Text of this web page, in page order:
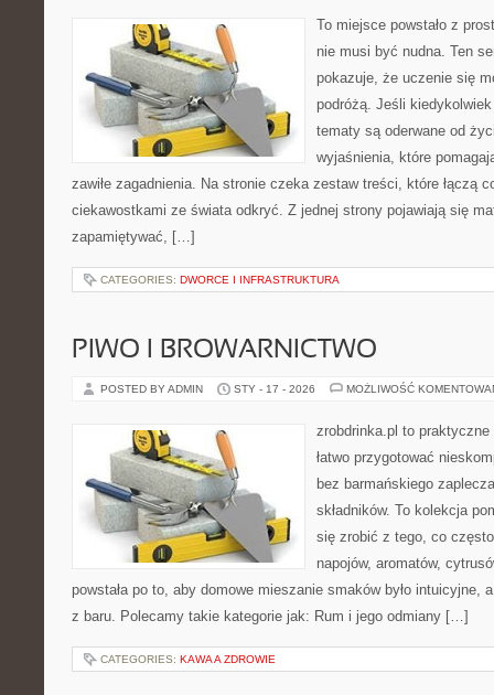
To miejsce powstało z
nie musi być nudna. Ten
pokazuje, że uczenie się
podróżą. Jeśli
tematy są oderwane od
wyjaśnienia, które
zawiłe zagadnienia. Na stronie czeka zestaw treści, które łączą
ciekawostkami ze świata odkryć. Z jednej strony pojawiają się
zapamiętywać, […]
CATEGORIES: DWORCE I INFRASTRUKTURA
PIWO I BROWARNICTWO
POSTED BY ADMIN STY - 17 - 2026 MOŻLIWOŚĆ
zrobdrinka.pl to
łatwo przygotować
bez barmańskiego
składników. To kolekcja
się zrobić z tego, co
napojów, aromatów,
powstała po to, aby domowe mieszanie smaków było intuicyjne,
z baru. Polecamy takie kategorie jak: Rum i jego odmiany […]
CATEGORIES: KAWA A ZDROWIE